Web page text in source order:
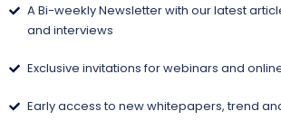
A Bi-weekly Newsletter with our latest
and interviews
Exclusive invitations for webinars and
Early access to new whitepapers, trend